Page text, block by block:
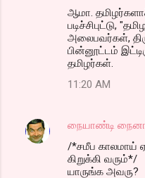
ஆமா.
படிச்சிபுட்டு,
அலைபவர்கள்,
பின்னூட்டம்
தமிழர்கள்.
11:20 AM
நையாண்டி
/*சமீப காலமாய்
கிறுக்கி வரும்*/
யாருங்க அவரு?